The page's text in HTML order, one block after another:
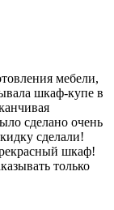
мебели,
шкаф-купе в
сделано очень
сделали!
шкаф!
только